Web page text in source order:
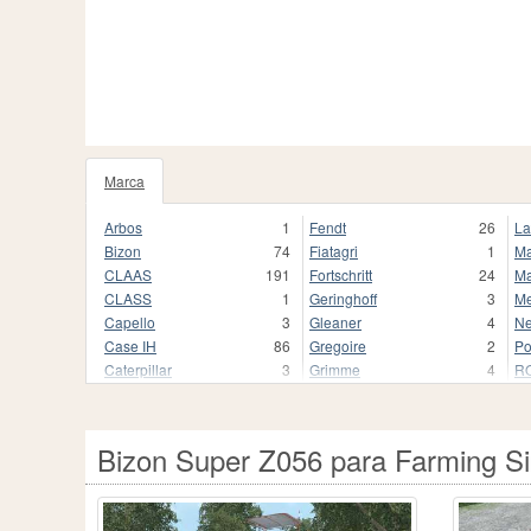
Marca
Arbos
1
Bizon
74
CLAAS
191
CLASS
1
Capello
3
Case IH
86
Caterpillar
3
Dronningborg
1
Essil
1
Fahr
4
Fendt
26
Fiatagri
1
Fortschritt
24
Geringhoff
3
Gleaner
4
Gregoire
2
Grimme
4
John Deere
85
Kemper
3
Krone
86
Bizon Super Z056 para Farming